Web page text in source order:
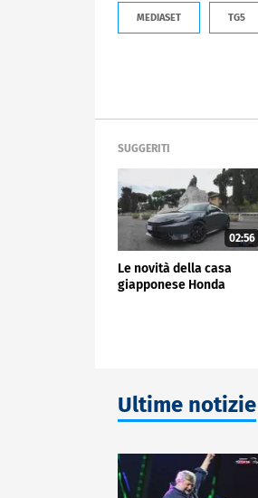
MEDIASET TG5
SUGGERITI
02:56
Le novità della casa
giapponese Honda
Ultime notizie